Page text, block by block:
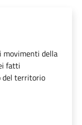
movimenti della
fatti
del territorio